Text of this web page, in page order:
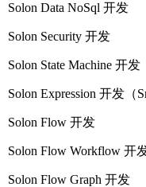
Solon Data NoSql 开发
Solon Security 开发
Solon State Machine 开发
Solon Expression 开发（
Solon Flow 开发
Solon Flow Workflow 开
Solon Flow Graph 开发